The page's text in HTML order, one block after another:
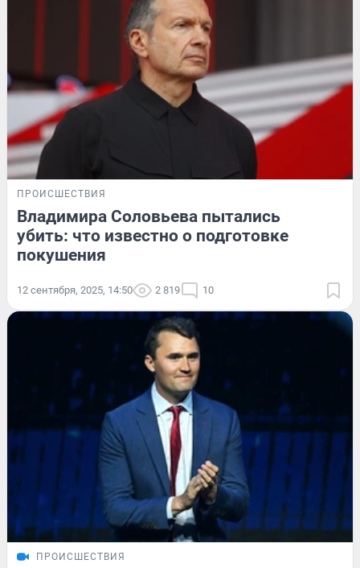
ПРОИСШЕСТВИЯ
Владимира Соловьева пытались
убить: что известно о подготовке
покушения
12 сентября, 2025, 14:50 2 819 10
ПРОИСШЕСТВИЯ